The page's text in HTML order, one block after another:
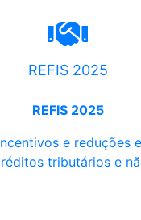
REFIS 2025
REFIS 2025
e reduções
tributários e